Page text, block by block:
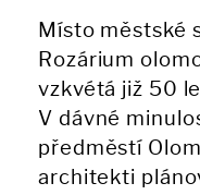
Místo městské
Rozárium
vzkvétá již 50
V dávné
předměstí
architekti